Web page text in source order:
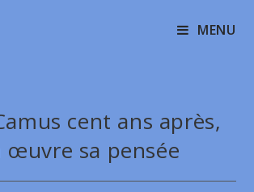
MENU
cent ans après,
œuvre sa pensée